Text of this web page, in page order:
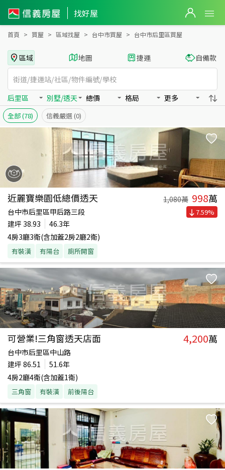
找好屋
台中市后里區買房：別墅/透天房屋物件出售、房價分析
首頁 買屋 區域找屋 台中市買屋 台中市后里區買屋
區域 地圖 捷運 自備款
后里區 別墅/透天 總價 格局 更多
全部(78) 信義嚴選 (0)
近麗寶樂園低總價透天 1,080萬 998萬
台中市后里區甲后路三段
建坪 38.93
46.3年
4房3廳3衛(含加蓋2房2廳2衛)
有裝潢 有陽台 廁所開窗
7.59%
可營業!三角窗透天店面 4,200萬
台中市后里區中山路
建坪 86.51
51.6年
4房2廳4衛(含加蓋1衛)
三角窗 有裝潢 前後陽台